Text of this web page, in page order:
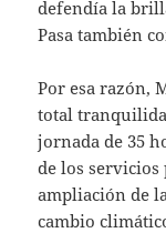
defendía la
Pasa también
Por esa razón,
total
jornada de 35
de los
ampliación de
cambio